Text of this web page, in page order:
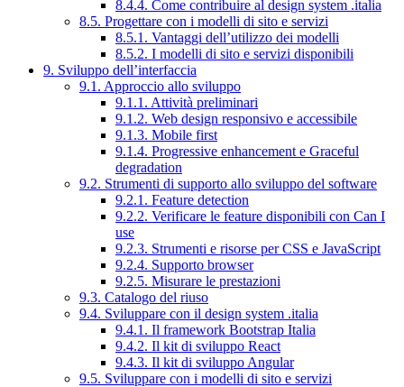
8.4.4. Come contribuire al design system .italia
8.5. Progettare con i modelli di sito e servizi
8.5.1. Vantaggi dell’utilizzo dei modelli
8.5.2. I modelli di sito e servizi disponibili
9. Sviluppo dell’interfaccia
9.1. Approccio allo sviluppo
9.1.1. Attività preliminari
9.1.2. Web design responsivo e accessibile
9.1.3. Mobile first
9.1.4. Progressive enhancement e Graceful
degradation
9.2. Strumenti di supporto allo sviluppo del software
9.2.1. Feature detection
9.2.2. Verificare le feature disponibili con Can I
use
9.2.3. Strumenti e risorse per CSS e JavaScript
9.2.4. Supporto browser
9.2.5. Misurare le prestazioni
9.3. Catalogo del riuso
9.4. Sviluppare con il design system .italia
9.4.1. Il framework Bootstrap Italia
9.4.2. Il kit di sviluppo React
9.4.3. Il kit di sviluppo Angular
9.5. Sviluppare con i modelli di sito e servizi